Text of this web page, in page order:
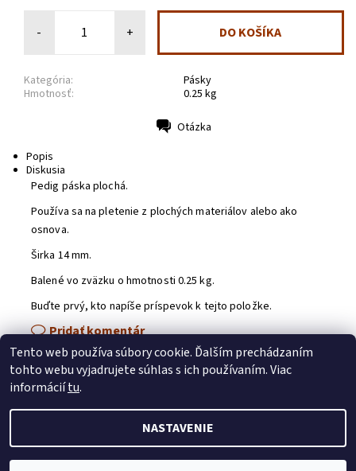
- +
Kategória:
Pásky
Hmotnosť:
0.25 kg
Otázka
Popis
Diskusia
Pedig páska plochá.
Používa sa na pletenie z plochých materiálov alebo ako
osnova.
Širka 14 mm.
Balené vo zväzku o hmotnosti 0.25 kg.
Buďte prvý, kto napíše príspevok k tejto položke.
Pridať komentár
Artmama.sk | Blog o pedigu | Polartek | Naničmama
2026 © Pedig.sk, všetky práva vyhradené
Tento web používa súbory cookie. Ďalším prechádzaním
tohto webu vyjadrujete súhlas s ich používaním. Viac
informáciítu.
NASTAVENIE